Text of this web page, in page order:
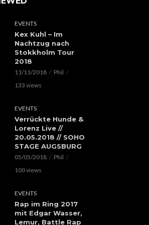
EVENTS
Kex Kuhl – Im
Nachtzug nach
Stokkholm Tour
2018
11/11/2018
Phil
133 views
EVENTS
Verrückte Hunde &
Lorenz Live //
20.05.2018 // SOHO
STAGE AUGSBURG
05/05/2018
Phil
100 views
EVENTS
Rap im Ring 2017
mit Edgar Wasser,
Lemur, Battle Rap